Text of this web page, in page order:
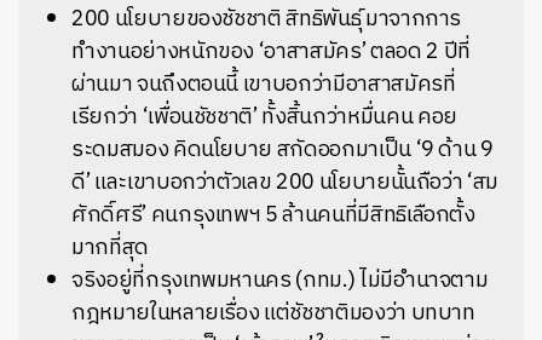
200 นโยบายของชัชชาติสิทธิพันธ์ุมาจากการ
ทำงานอย่างหนักของ ‘อาสาสมัคร’ตลอด2 ปีที่
ผ่านมาจนถึงตอนนี้เขาบอกว่ามีอาสาสมัครที่
เรียกว่า ‘เพื่อนชัชชาติ’ทั้งสิ้นกว่าหมื่นคนคอย
ระดมสมองคิดนโยบายสกัดออกมาเป็น‘9ด้าน9
ดี’และเขาบอกว่าตัวเลข200 นโยบายนั้นถือว่า‘สม
ศักดิ์ศรี’คนกรุงเทพฯ5ล้านคนที่มีสิทธิเลือกตั้ง
มากที่สุด
จริงอยู่ที่กรุงเทพมหานคร(กทม.)ไม่มีอำนาจตาม
กฎหมายในหลายเรื่องแต่ชัชชาติมองว่า บทบาท